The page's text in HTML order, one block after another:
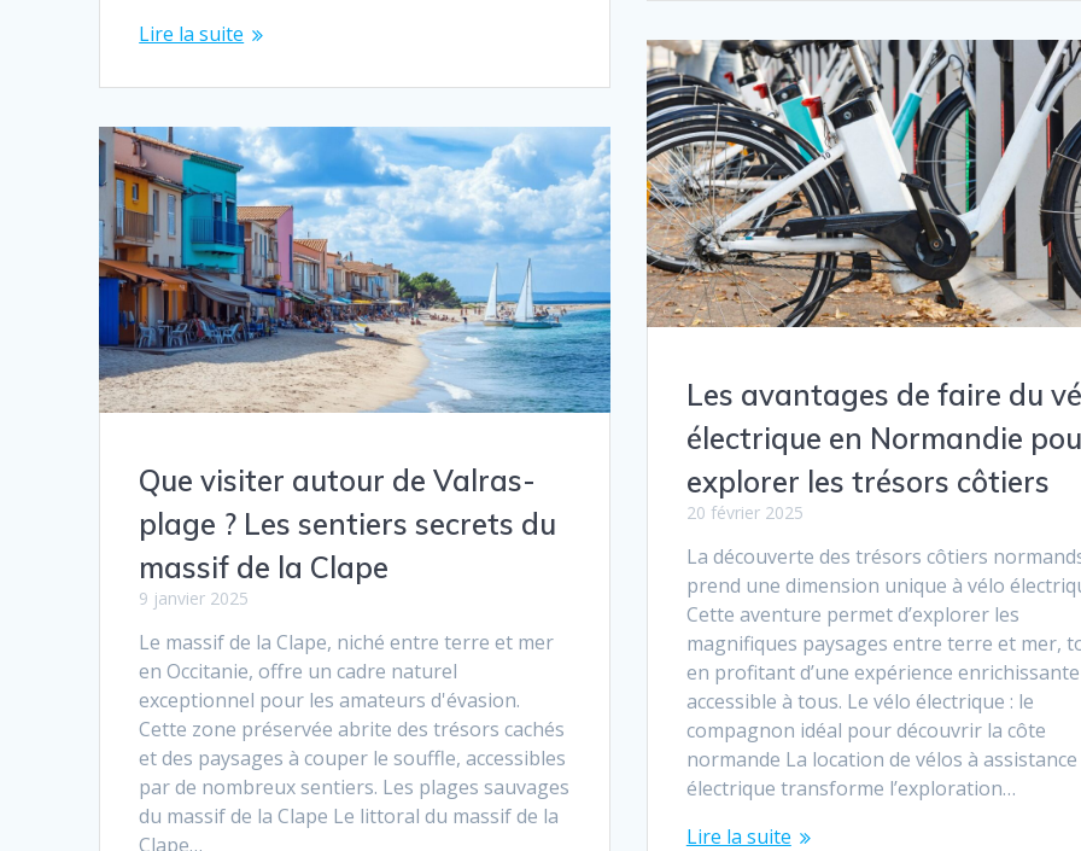
Lire la suite
Les avantages de faire du
électrique en Normandie
explorer les trésors côtiers
20 février 2025
La découverte des trésors côtiers
prend une dimension unique à vélo
Cette aventure permet d’explorer les
magnifiques paysages entre terre et mer,
en profitant d’une expérience
accessible à tous. Le vélo électrique : le
compagnon idéal pour découvrir la côte
normande La location de vélos à assistance
électrique transforme l’exploration…
Lire la suite
Que visiter autour de Valras-
plage ? Les sentiers secrets du
massif de la Clape
9 janvier 2025
Le massif de la Clape, niché entre terre et mer
en Occitanie, offre un cadre naturel
exceptionnel pour les amateurs d'évasion.
Cette zone préservée abrite des trésors cachés
et des paysages à couper le souffle, accessibles
par de nombreux sentiers. Les plages sauvages
du massif de la Clape Le littoral du massif de la
Clape…